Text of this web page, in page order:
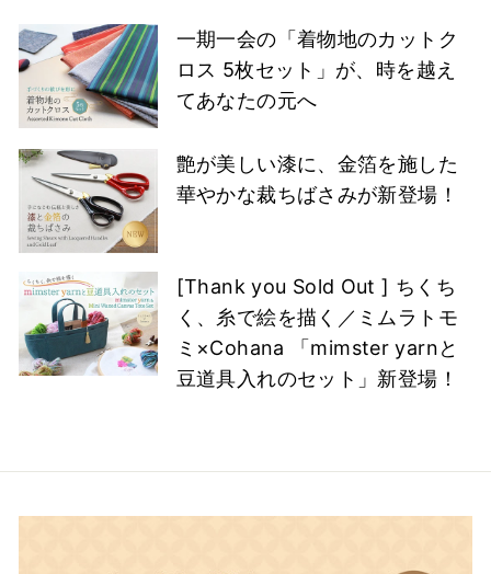
一期一会の「着物地のカットク
ロス 5枚セット」が、時を越え
てあなたの元へ
艶が美しい漆に、金箔を施した
華やかな裁ちばさみが新登場！
[Thank you Sold Out ] ちくち
く、糸で絵を描く／ミムラトモ
ミ×Cohana 「mimster yarnと
豆道具入れのセット」新登場！